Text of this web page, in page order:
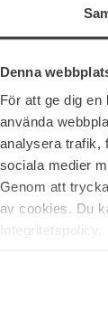
Denna
För att ge dig
använda
analysera trafik,
sociala medier
Genom att
av cookies. Du
Integritetspolicy.